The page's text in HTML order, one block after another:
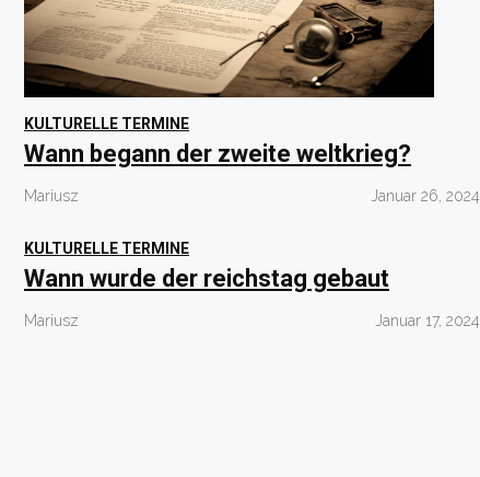
KULTURELLE TERMINE
Wann begann der zweite weltkrieg?
Mariusz Januar 26, 2024
KULTURELLE TERMINE
Wann wurde der reichstag gebaut
Mariusz Januar 17, 2024